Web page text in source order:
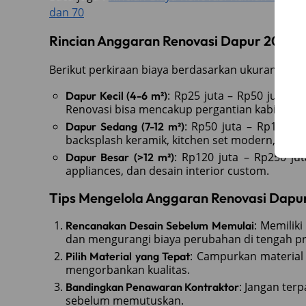
dan 70
Rincian Anggaran Renovasi Dapur 2025
Berikut perkiraan biaya berdasarkan ukuran dan
Dapur Kecil (4-6 m²): Rp25 juta – Rp50 juta
Renovasi bisa mencakup pergantian kabinet,
Dapur Sedang (7-12 m²): Rp50 juta – Rp120
backsplash keramik, kitchen set modern, dan
Dapur Besar (>12 m²): Rp120 juta – Rp250
appliances, dan desain interior custom.
Tips Mengelola Anggaran Renovasi
Rencanakan Desain Sebelum Memulai:
dan mengurangi biaya perubahan di tengah
Pilih Material yang Tepat: Campurkan
mengorbankan kualitas.
Bandingkan Penawaran Kontraktor: Jangan
sebelum memutuskan.